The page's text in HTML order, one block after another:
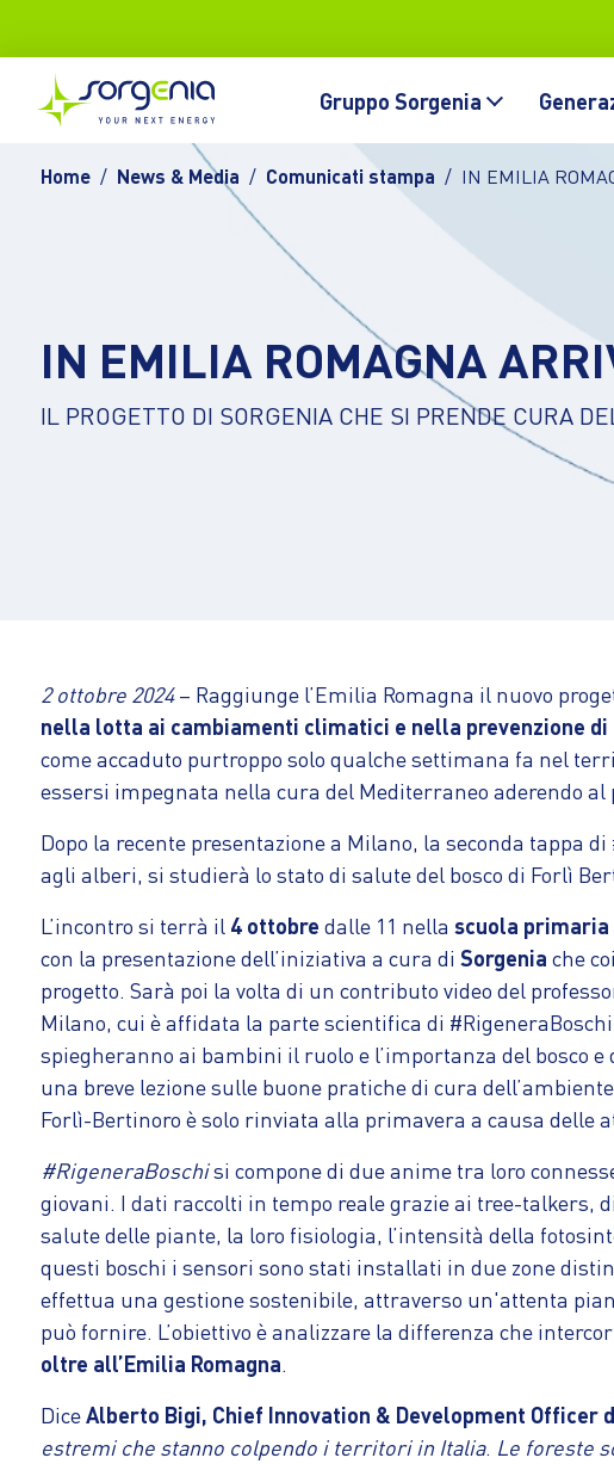
Main navigation
Gruppo Sorgenia
Home News & Media Comunicati stampa IN EMILIA
IN EMILIA ROMAGNA
IL PROGETTO DI SORGENIA CHE SI PRENDE CURA
2 ottobre 2024– Raggiunge l’Emilia Romagna il nuovo
nella lotta ai cambiamenti climatici e nella prevenzione
come accaduto purtroppo solo qualche settimana fa nel
essersi impegnata nella cura del Mediterraneo aderendo al
Dopo la recente presentazione a Milano, la seconda tappa
agli alberi, si studierà lo stato di salute del bosco di Forlì
L’incontro si terrà il 4 ottobre dalle 11 nella scuola
con la presentazione dell’iniziativa a cura di Sorgenia che
progetto. Sarà poi la volta di un contributo video del
Milano, cui è affidata la parte scientifica di
spiegheranno ai bambini il ruolo e l’importanza del bosco
una breve lezione sulle buone pratiche di cura
Forlì-Bertinoro è solo rinviata alla primavera a causa delle
#RigeneraBoschisi compone di due anime tra loro
giovani. I dati raccolti in tempo reale grazie ai tree-talkers,
salute delle piante, la loro fisiologia, l’intensità della
questi boschi i sensori sono stati installati in due zone
effettua una gestione sostenibile, attraverso un'attenta
può fornire. L’obiettivo è analizzare la differenza che
oltre all’Emilia Romagna.
DiceAlberto Bigi, Chief Innovation & Development Officer
estremi che stanno colpendo i territori in Italia. Le foreste